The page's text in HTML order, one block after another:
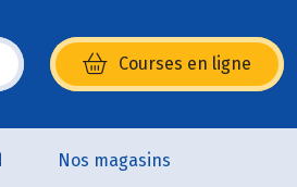
Courses en ligne
fenêtre)
Nos magasins